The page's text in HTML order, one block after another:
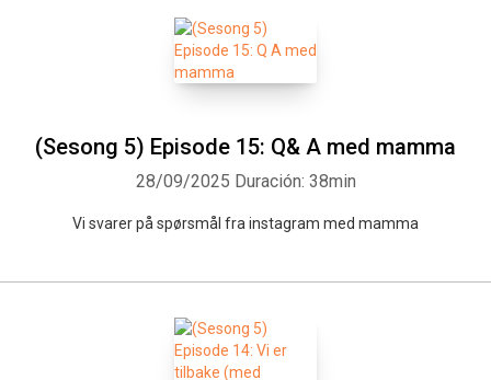
(Sesong 5) Episode 15: Q& A med mamma
28/09/2025 Duración: 38min
Vi svarer på spørsmål fra instagram med mamma